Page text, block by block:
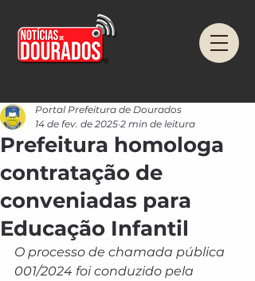
Prefeitura homologa
contratação de
conveniadas para
Educação Infantil
Portal Prefeitura de Dourados
14 de fev. de 2025 2 min de leitura
O processo de chamada pública
001/2024 foi conduzido pela